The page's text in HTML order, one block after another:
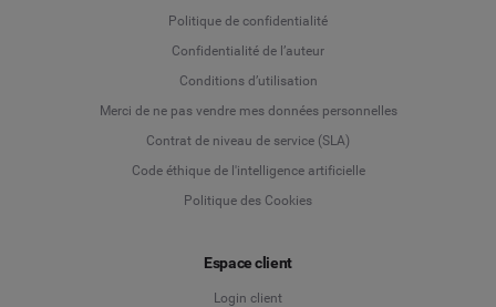
Politique de confidentialité
Confidentialité de l’auteur
Conditions d’utilisation
Merci de ne pas vendre mes données personnelles
Contrat de niveau de service (SLA)
Code éthique de l'intelligence artificielle
Politique des Cookies
Espace client
Login client
English
Español